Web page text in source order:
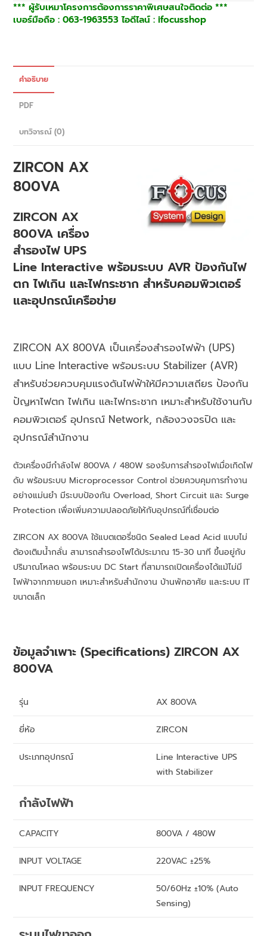
*** ผู้รับเหมาโครงการต้องการราคาพิเศษสนใจติดต่อ ***
เบอร์มือถือ : 063-1963553 ไอดีไลน์ : ifocusshop
คำอธิบาย
PDF
บทวิจารณ์ (0)
ZIRCON AX
800VA
ZIRCON AX
800VA เครื่อง
สำรองไฟ UPS
Line Interactive พร้อมระบบ AVR ป้องกันไฟ
ตก ไฟเกิน และไฟกระชาก สำหรับคอมพิวเตอร์
และอุปกรณ์เครือข่าย
ZIRCON AX 800VA เป็นเครื่องสำรองไฟฟ้า (UPS)
แบบ Line Interactive พร้อมระบบ Stabilizer (AVR)
สำหรับช่วยควบคุมแรงดันไฟฟ้าให้มีความเสถียร ป้องกัน
ปัญหาไฟตก ไฟเกิน และไฟกระชาก เหมาะสำหรับใช้งานกับ
คอมพิวเตอร์ อุปกรณ์ Network, กล้องวงจรปิด และ
อุปกรณ์สำนักงาน
ตัวเครื่องมีกำลังไฟ 800VA / 480W รองรับการสำรองไฟเมื่อเกิดไฟ
ดับ พร้อมระบบ Microprocessor Control ช่วยควบคุมการทำงาน
อย่างแม่นยำ มีระบบป้องกัน Overload, Short Circuit และ Surge
Protection เพื่อเพิ่มความปลอดภัยให้กับอุปกรณ์ที่เชื่อมต่อ
ZIRCON AX 800VA ใช้แบตเตอรี่ชนิด Sealed Lead Acid แบบไม่
ต้องเติมน้ำกลั่น สามารถสำรองไฟได้ประมาณ 15-30 นาที ขึ้นอยู่กับ
ปริมาณโหลด พร้อมระบบ DC Start ที่สามารถเปิดเครื่องได้แม้ไม่มี
ไฟฟ้าจากภายนอก เหมาะสำหรับสำนักงาน บ้านพักอาศัย และระบบ IT
ขนาดเล็ก
ข้อมูลจำเพาะ (Specifications) ZIRCON AX
800VA
รุ่น AX 800VA
ยี่ห้อ ZIRCON
ประเภทอุปกรณ์
Line Interactive UPS
with Stabilizer
กำลังไฟฟ้า
CAPACITY 800VA / 480W
INPUT VOLTAGE 220VAC ±25%
INPUT FREQUENCY
50/60Hz ±10% (Auto
Sensing)